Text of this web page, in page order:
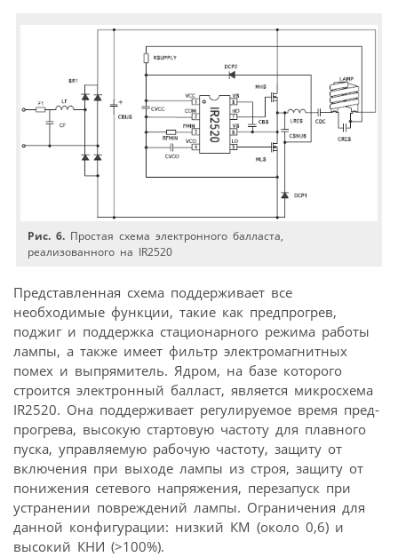
Рис. 6. Простая схема электронного балласта,
реализованного на IR2520
Представленная схема поддерживает все
необходимые функции, такие как предпрогрев,
поджиг и поддержка стационарного режима работы
лампы, а также имеет фильтр электромагнитных
помех и выпрямитель. Ядром, на базе которого
строится электронный балласт, является микросхема
IR2520. Она поддерживает регулируемое время пред-
прогрева, высокую стартовую частоту для плавного
пуска, управляемую рабочую частоту, защиту от
включения при выходе лампы из строя, защиту от
понижения сетевого напряжения, перезапуск при
устранении повреждений лампы. Ограничения для
данной конфигурации: низкий КМ (около 0,6) и
высокий КНИ (>100%).